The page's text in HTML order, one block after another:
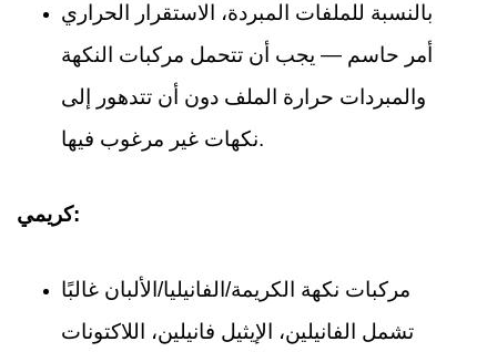
بالنسبة للملفات المبردة، الاستقرار الحراري
أمر حاسم — يجب أن تتحمل مركبات النكهة
والمبردات حرارة الملف دون أن تتدهور إلى
نكهات غير مرغوب فيها.
كريمي:
مركبات نكهة الكريمة/الفانيليا/الألبان غالبًا
تشمل الفانيلين، الإيثيل فانيلين، اللاكتونات